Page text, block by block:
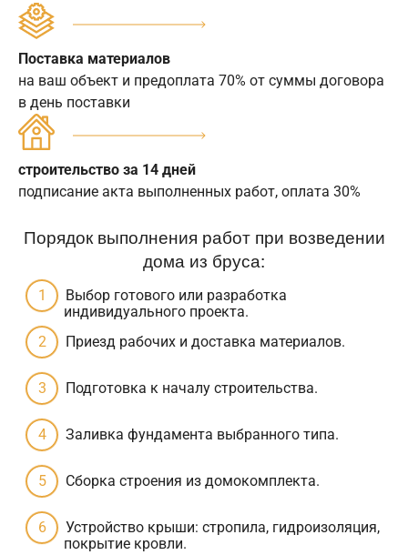
Поставка материалов
на ваш объект и предоплата 70% от суммы договора
в день поставки
строительство за 14 дней
подписание акта выполненных работ, оплата 30%
Порядок выполнения работ при возведении
дома из бруса:
Выбор готового или разработка
индивидуального проекта.
Приезд рабочих и доставка материалов.
Подготовка к началу строительства.
Заливка фундамента выбранного типа.
Сборка строения из домокомплекта.
Устройство крыши: стропила, гидроизоляция,
покрытие кровли.